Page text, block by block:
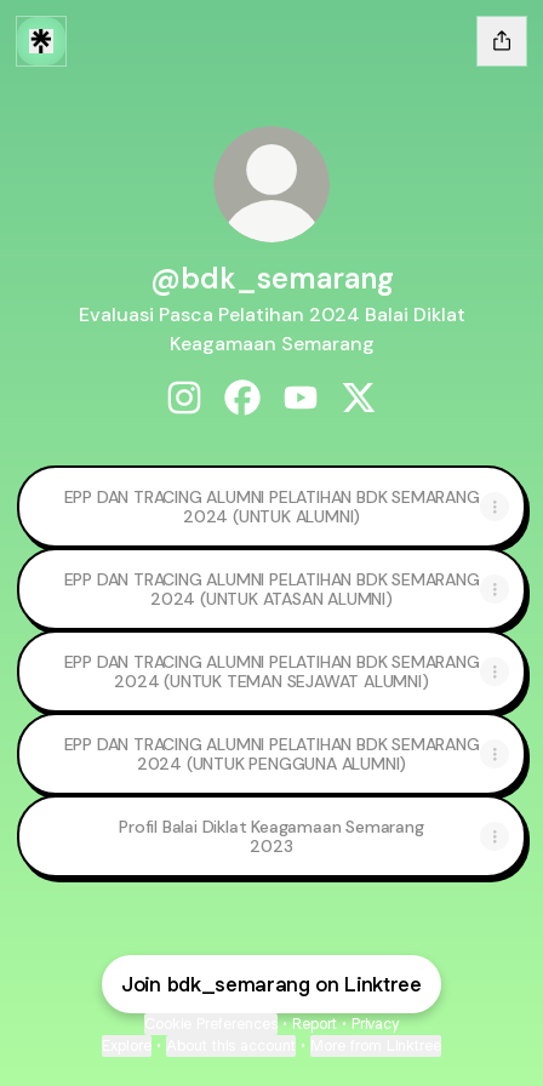
@bdk_semarang
Evaluasi Pasca Pelatihan 2024 Balai Diklat
Keagamaan Semarang
EPP DAN TRACING ALUMNI PELATIHAN BDK SEMARANG
2024 (UNTUK ALUMNI)
EPP DAN TRACING ALUMNI PELATIHAN BDK SEMARANG
2024 (UNTUK ATASAN ALUMNI)
EPP DAN TRACING ALUMNI PELATIHAN BDK SEMARANG
2024 (UNTUK TEMAN SEJAWAT ALUMNI)
EPP DAN TRACING ALUMNI PELATIHAN BDK SEMARANG
2024 (UNTUK PENGGUNA ALUMNI)
Profil Balai Diklat Keagamaan Semarang
2023
Join bdk_semarang on Linktree
• Report • Privacy
• •